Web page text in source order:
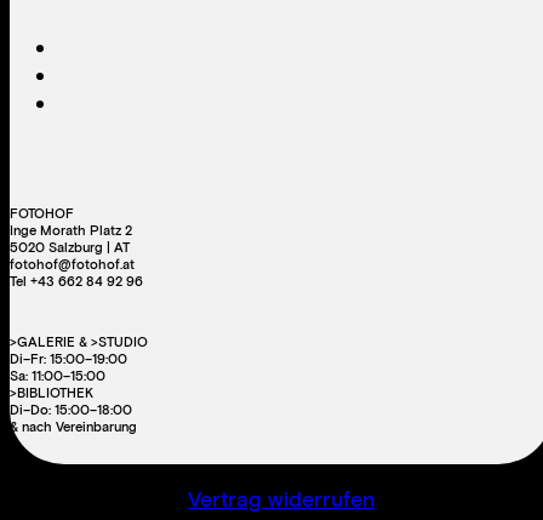
FOTOHOF
Inge Morath Platz 2
5020 Salzburg | AT
fotohof@fotohof.at
Tel +43 662 84 92 96
>GALERIE & >STUDIO
Di–Fr: 15:00–19:00
Sa: 11:00–15:00
>BIBLIOTHEK
Di–Do: 15:00–18:00
& nach Vereinbarung
Vertrag widerrufen